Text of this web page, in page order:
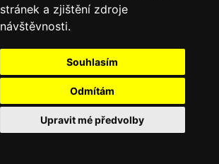
stránek a zjištění zdroje
návštěvnosti.
Souhlasím
Odmítám
Upravit mé předvolby
Beskydy